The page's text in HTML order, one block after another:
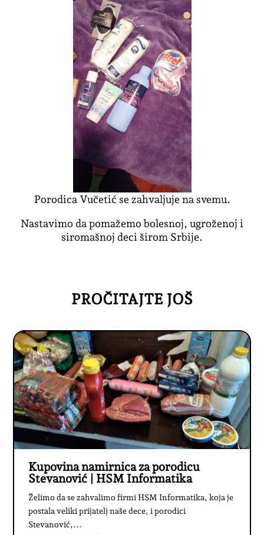
Porodica Vučetić se zahvaljuje na svemu.
Nastavimo da pomažemo bolesnoj, ugroženoj i
siromašnoj deci širom Srbije.
PROČITAJTE JOŠ
Kupovina namirnica za porodicu
Stevanović | HSM Informatika
Želimo da se zahvalimo firmi HSM Informatika, koja je
postala veliki prijatelj naše dece, i porodici
Stevanović,...